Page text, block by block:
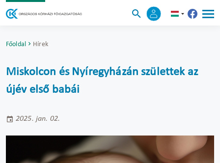
Főoldal Hírek
Miskolcon és Nyíregyházán születtek az
újév első babái
2025. jan. 02.